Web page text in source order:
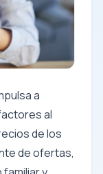
a
al
de los
de ofertas,